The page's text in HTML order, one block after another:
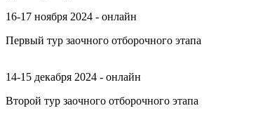
16-17 ноября 2024 - онлайн
Первый тур заочного отборочного этапа
14-15 декабря 2024 - онлайн
Второй тур заочного отборочного этапа